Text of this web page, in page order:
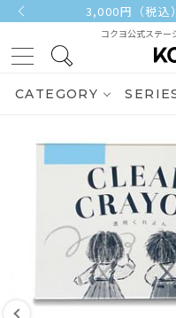
3,000円（税込
コクヨ公式ステー
CATEGORY